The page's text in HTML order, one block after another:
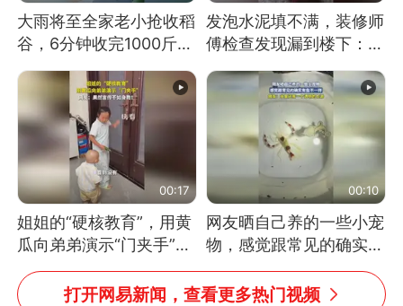
大雨将至全家老小抢收稻
谷，6分钟收完1000斤，
没有一个人掉链子
发泡水泥填不满，装修师
傅检查发现漏到楼下：出
风口未延伸到外墙
00:17
姐姐的“硬核教育”，用黄
瓜向弟弟演示“门夹手”，
网友：果然言传不如身
教！
00:10
网友晒自己养的一些小宠
物，感觉跟常见的确实有
些不一样
打开网易新闻，查看更多热门视频